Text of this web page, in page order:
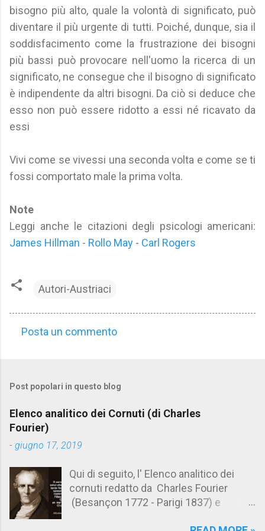
bisogno più alto, quale la volontà di significato, può
diventare il più urgente di tutti. Poiché, dunque, sia il
soddisfacimento come la frustrazione dei bisogni
più bassi può provocare nell'uomo la ricerca di un
significato, ne consegue che il bisogno di significato
è indipendente da altri bisogni. Da ciò si deduce che
esso non può essere ridotto a essi né ricavato da
essi
Vivi come se vivessi una seconda volta e come se ti
fossi comportato male la prima volta.
Note
Leggi anche le citazioni degli psicologi americani:
James Hillman - Rollo May - Carl Rogers
Autori-Austriaci
m
e
n
t
Posta un commento
Post popolari in questo blog
Elenco analitico dei Cornuti (di Charles
Fourier)
- giugno 17, 2019
Qui di seguito, l' Elenco analitico dei
cornuti redatto da Charles Fourier
(Besançon 1772 - Parigi 1837) e